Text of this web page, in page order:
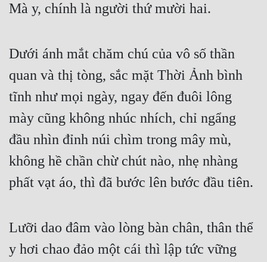
Sủng
Thanh Xuân
Tiên Hiệp
Tiểu Thuyết
Trinh Thám
Triều Đấu
Trùng Sinh
Mà y, chính là người thứ mười hai.
Dưới ánh mắt chăm chú của vô số thần
quan và thị tòng, sắc mặt Thời Ảnh bình
tĩnh như mọi ngày, ngay đến đuôi lông
mày cũng không nhúc nhích, chỉ ngẩng
đầu nhìn đỉnh núi chìm trong mây mù,
không hề chần chừ chút nào, nhẹ nhàng
phất vạt áo, thì đã bước lên bước đầu tiên.
Lưỡi dao đâm vào lòng bàn chân, thân thể
y hơi chao đảo một cái thì lập tức vững